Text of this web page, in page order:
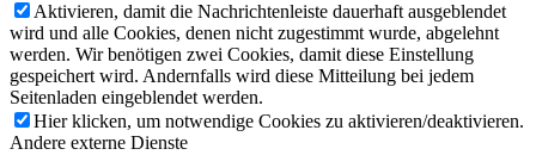
Aktivieren, damit die Nachrichtenleiste dauerhaft ausgeblendet
wird und alle Cookies, denen nicht zugestimmt wurde, abgelehnt
werden. Wir benötigen zwei Cookies, damit diese Einstellung
gespeichert wird. Andernfalls wird diese Mitteilung bei jedem
Seitenladen eingeblendet werden.
Hier klicken, um notwendige Cookies zu aktivieren/deaktivieren.
Andere externe Dienste